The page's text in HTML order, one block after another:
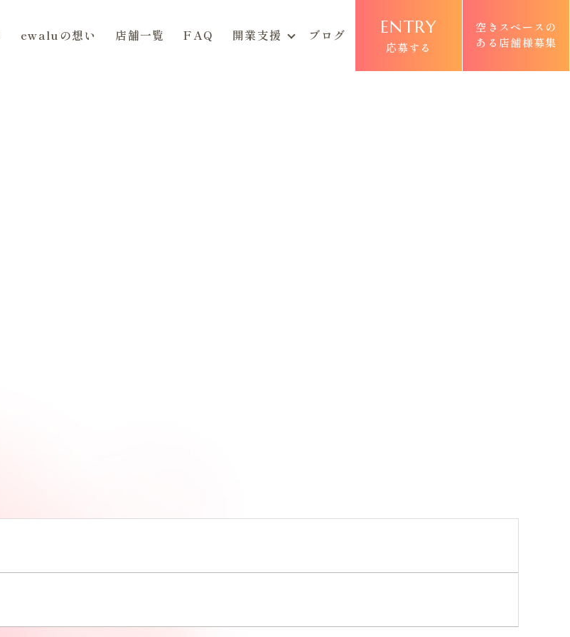
ewaluの想い 店舗一覧 FAQ 開業支援 ブログ ENTRY
応募する
空きスペースの
ある店舗様募集